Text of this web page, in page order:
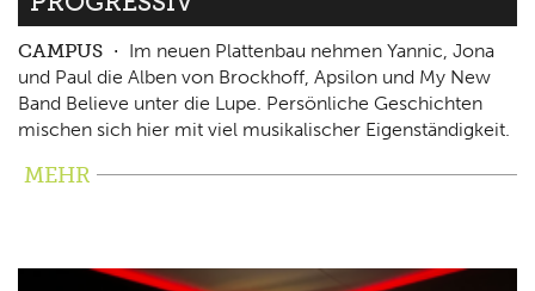
CAMPUS
Im neuen Plattenbau nehmen Yannic, Jona
und Paul die Alben von Brockhoff, Apsilon und My New
Band Believe unter die Lupe. Persönliche Geschichten
mischen sich hier mit viel musikalischer Eigenständigkeit.
MEHR